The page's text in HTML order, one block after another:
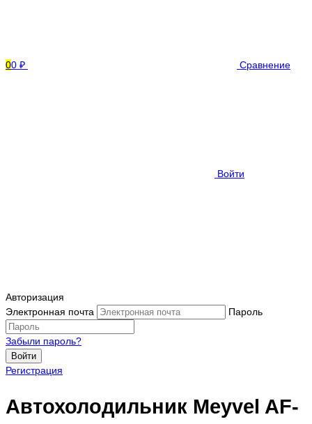
00 ₽ Сравнение
Войти
Авторизация
Электронная почта
Пароль
Забыли пароль?
Войти
Регистрация
Автохолодильник Meyvel AF-